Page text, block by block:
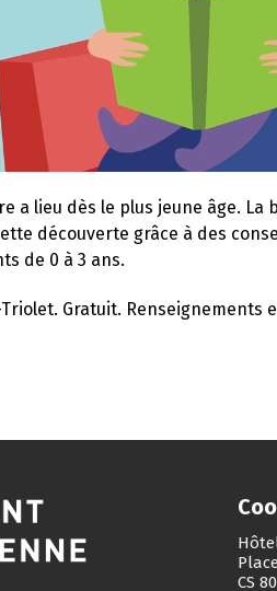
a lieu dès le plus jeune âge.
découverte grâce à des
de 0 à 3 ans.
Gratuit.
CS